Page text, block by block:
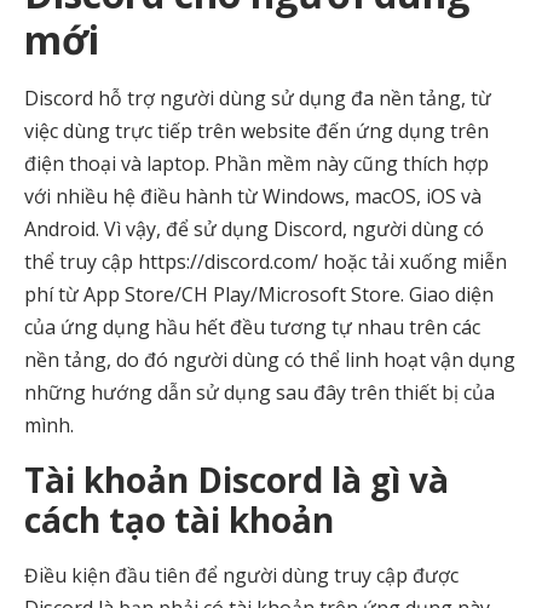
mới
Discord hỗ trợ người dùng sử dụng đa nền tảng, từ
việc dùng trực tiếp trên website đến ứng dụng trên
điện thoại và laptop. Phần mềm này cũng thích hợp
với nhiều hệ điều hành từ Windows, macOS, iOS và
Android. Vì vậy, để sử dụng Discord, người dùng có
thể truy cập https://discord.com/ hoặc tải xuống miễn
phí từ App Store/CH Play/Microsoft Store. Giao diện
của ứng dụng hầu hết đều tương tự nhau trên các
nền tảng, do đó người dùng có thể linh hoạt vận dụng
những hướng dẫn sử dụng sau đây trên thiết bị của
mình.
Tài khoản Discord là gì và
cách tạo tài khoản
Điều kiện đầu tiên để người dùng truy cập được